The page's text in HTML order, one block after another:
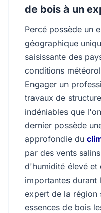
de bois à un
Percé possède un
géographique
saisissante des
conditions
Engager un
travaux de
indéniables que
dernier possède
approfondie du
par des vents
d'humidité élevé et
importantes durant
expert de la région
essences de bois